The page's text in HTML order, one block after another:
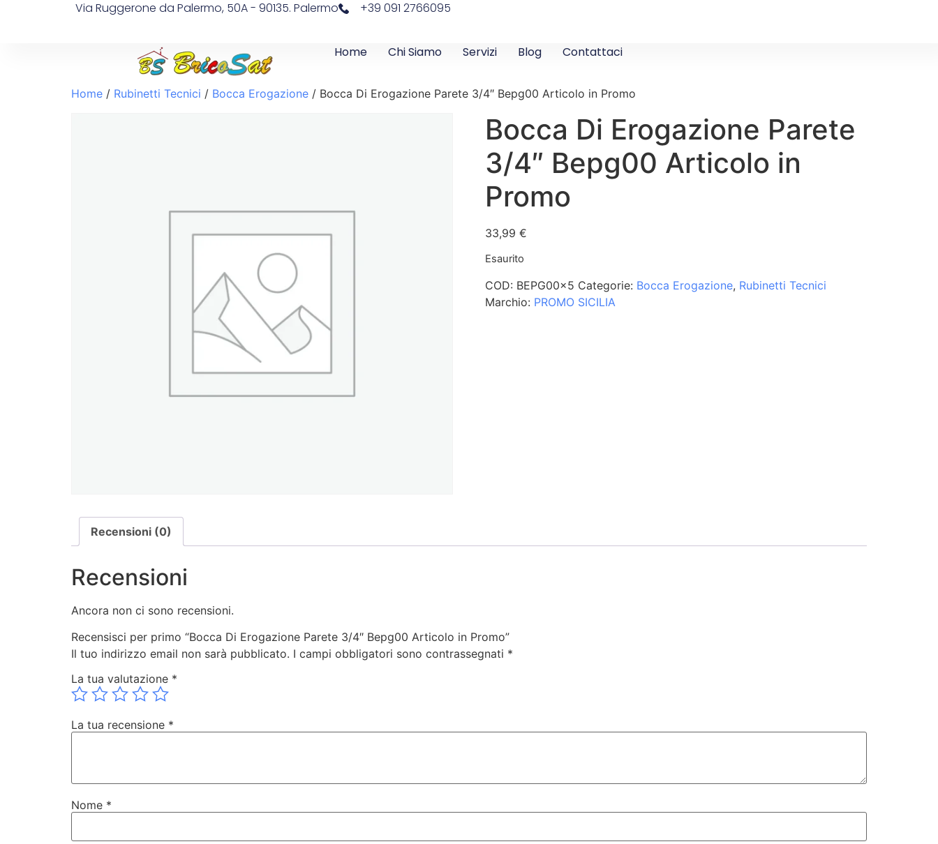
Via Ruggerone da Palermo, 50A - 90135. Palermo +39 091 2766095
Home Chi Siamo Servizi Blog Contattaci
Home / Rubinetti Tecnici / Bocca Erogazione / Bocca Di Erogazione Parete 3/4″ Bepg00 Articolo in Promo
Bocca Di Erogazione Parete
3/4″ Bepg00 Articolo in
Promo
33,99 €
Esaurito
COD: BEPG00x5 Categorie: Bocca Erogazione, Rubinetti Tecnici
Marchio: PROMO SICILIA
Recensioni (0)
Recensioni
Ancora non ci sono recensioni.
Recensisci per primo “Bocca Di Erogazione Parete 3/4″ Bepg00 Articolo in Promo”
Il tuo indirizzo email non sarà pubblicato. I campi obbligatori sono contrassegnati *
La tua valutazione *
La tua recensione *
Nome *